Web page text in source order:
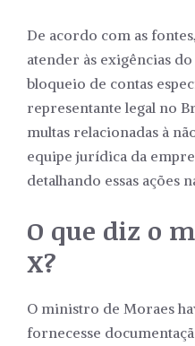
De acordo com as
atender às exigências
bloqueio de contas
representante legal no
multas relacionadas à
equipe jurídica da
detalhando essas ações
O que diz o
X?
O ministro de Moraes
fornecesse